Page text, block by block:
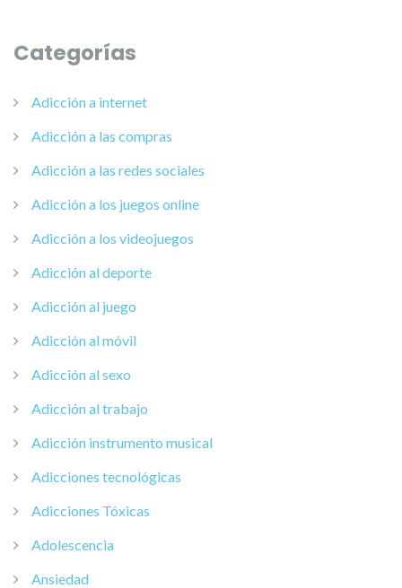
Categorías
Adicción a internet
Adicción a las compras
Adicción a las redes sociales
Adicción a los juegos online
Adicción a los videojuegos
Adicción al deporte
Adicción al juego
Adicción al móvil
Adicción al sexo
Adicción al trabajo
Adicción instrumento musical
Adicciones tecnológicas
Adicciones Tóxicas
Adolescencia
Ansiedad